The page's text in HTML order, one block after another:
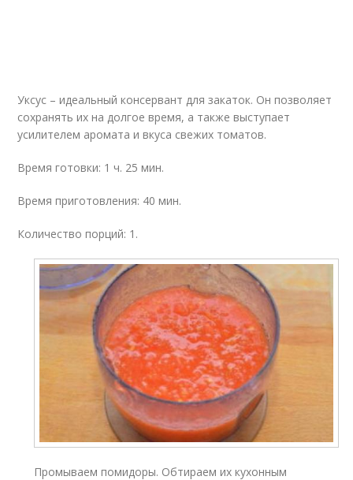
Уксус – идеальный консервант для закаток. Он позволяет
сохранять их на долгое время, а также выступает
усилителем аромата и вкуса свежих томатов.
Время готовки: 1 ч. 25 мин.
Время приготовления: 40 мин.
Количество порций: 1.
Промываем помидоры. Обтираем их кухонным